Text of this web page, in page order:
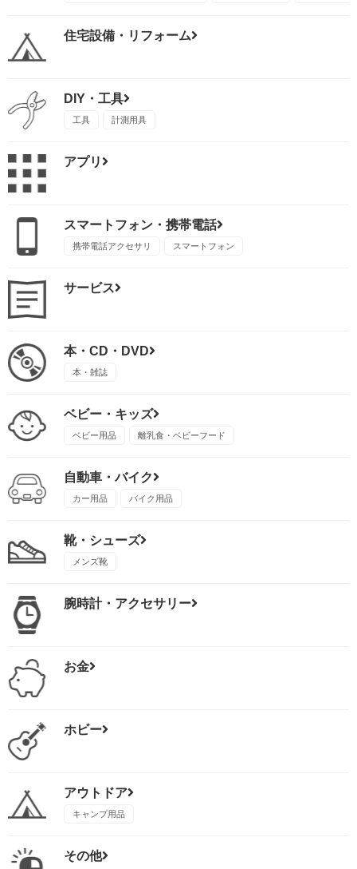
住宅設備・リフォーム
DIY・工具
工具 計測用具
アプリ
スマートフォン・携帯電話
携帯電話アクセサリ スマートフォン
サービス
本・CD・DVD
本・雑誌
ベビー・キッズ
ベビー用品 離乳食・ベビーフード
自動車・バイク
カー用品 バイク用品
靴・シューズ
メンズ靴
腕時計・アクセサリー
お金
ホビー
アウトドア
キャンプ用品
その他